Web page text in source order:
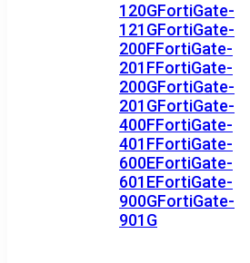
120GFortiGate-
121GFortiGate-
200FFortiGate-
201FFortiGate-
200GFortiGate-
201GFortiGate-
400FFortiGate-
401FFortiGate-
600EFortiGate-
601EFortiGate-
900GFortiGate-
901G